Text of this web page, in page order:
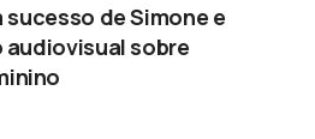
de Simone e
audiovisual sobre